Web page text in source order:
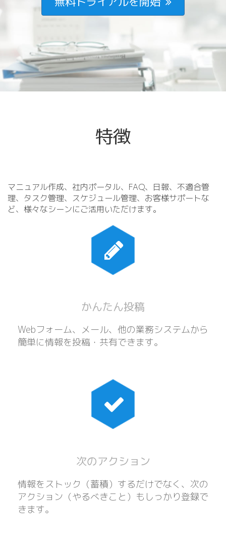
特徴
マニュアル作成、社内ポータル、FAQ、日報、不適合管
理、タスク管理、スケジュール管理、お客様サポートな
ど、様々なシーンにご活用いただけます。
かんたん投稿
Webフォーム、メール、他の業務システムから
簡単に情報を投稿・共有できます。
次のアクション
情報をストック（蓄積）するだけでなく、次の
アクション（やるべきこと）もしっかり登録で
きます。